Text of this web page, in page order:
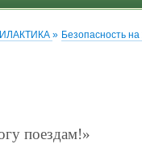
» Безопасность
поездам!»